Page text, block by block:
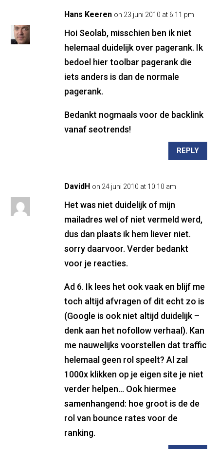
Hans Keeren on 23 juni 2010 at 6:11 pm
Hoi Seolab, misschien ben ik niet
helemaal duidelijk over pagerank. Ik
bedoel hier toolbar pagerank die
iets anders is dan de normale
pagerank.
Bedankt nogmaals voor de backlink
vanaf seotrends!
REPLY
DavidH on 24 juni 2010 at 10:10 am
Het was niet duidelijk of mijn
mailadres wel of niet vermeld werd,
dus dan plaats ik hem liever niet.
sorry daarvoor. Verder bedankt
voor je reacties.
Ad 6. Ik lees het ook vaak en blijf me
toch altijd afvragen of dit echt zo is
(Google is ook niet altijd duidelijk –
denk aan het nofollow verhaal). Kan
me nauwelijks voorstellen dat traffic
helemaal geen rol speelt? Al zal
1000x klikken op je eigen site je niet
verder helpen… Ook hiermee
samenhangend: hoe groot is de de
rol van bounce rates voor de
ranking.